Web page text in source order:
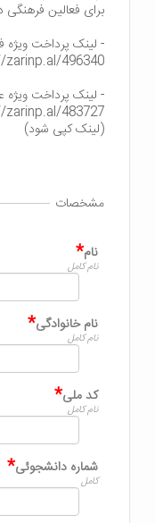
(لینک کپی شود)
مشخصات
نام*
نام کامل
نام خانوادگی*
نام کامل
کد ملی*
نام کامل
شماره دانشجوئی*
کامل